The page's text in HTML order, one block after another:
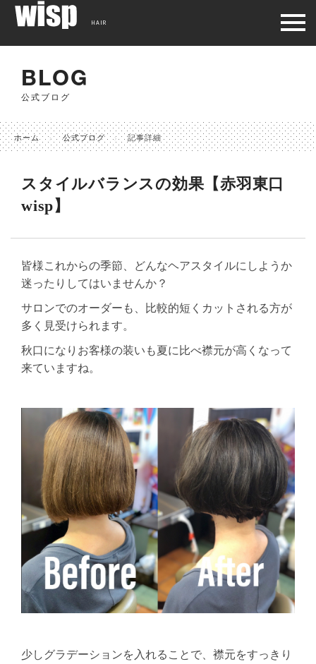
BLOG
公式ブログ
ホーム 公式ブログ 記事詳細
スタイルバランスの効果【赤羽東口
wisp】
皆様これからの季節、どんなヘアスタイルにしようか
迷ったりしてはいませんか？
サロンでのオーダーも、比較的短くカットされる方が
多く見受けられます。
秋口になりお客様の装いも夏に比べ襟元が高くなって
来ていますね。
少しグラデーションを入れることで、襟元をすっきり
HAIR